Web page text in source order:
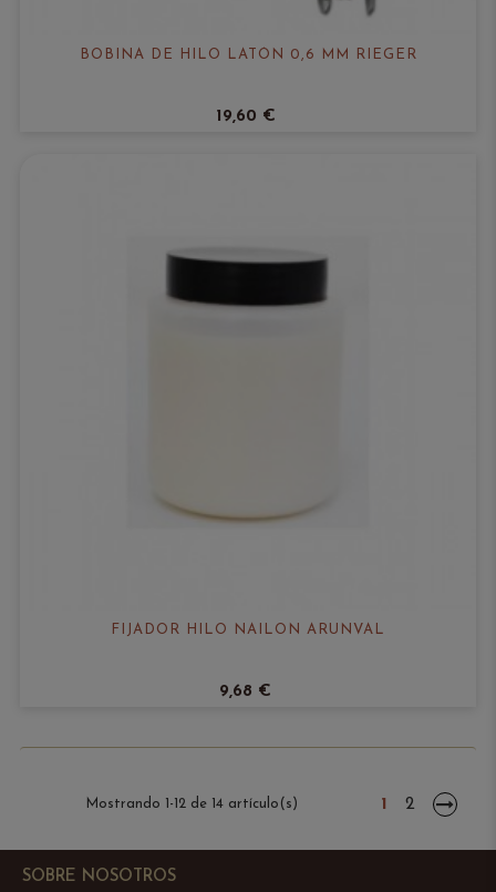
BOBINA DE HILO LATÓN 0,6 MM RIEGER
19,60 €
FIJADOR HILO NAILON ARUNVAL
9,68 €
Mostrando 1-12 de 14 artículo(s) 1 2
SOBRE NOSOTROS